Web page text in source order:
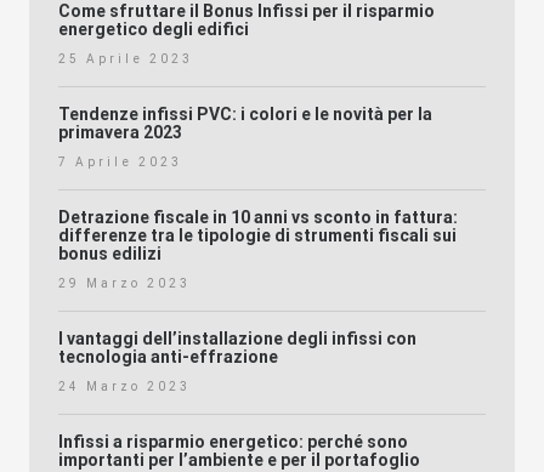
Come sfruttare il Bonus Infissi per il risparmio
energetico degli edifici
25 Aprile 2023
Tendenze infissi PVC: i colori e le novità per la
primavera 2023
7 Aprile 2023
Detrazione fiscale in 10 anni vs sconto in fattura:
differenze tra le tipologie di strumenti fiscali sui
bonus edilizi
29 Marzo 2023
I vantaggi dell’installazione degli infissi con
tecnologia anti-effrazione
24 Marzo 2023
Infissi a risparmio energetico: perché sono
importanti per l’ambiente e per il portafoglio